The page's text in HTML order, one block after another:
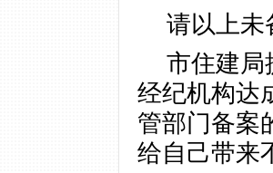
请以上未
市住建局
经纪机构达
管部门备案
给自己带来